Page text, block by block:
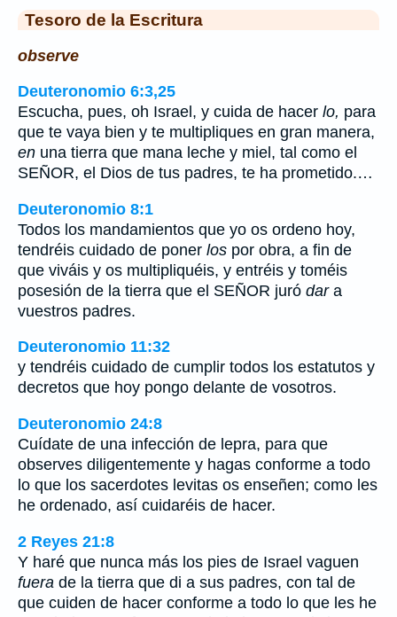
Tesoro de la Escritura
observe
Deuteronomio 6:3,25
Escucha, pues, oh Israel, y cuida de hacer lo, para
que te vaya bien y te multipliques en gran manera,
en una tierra que mana leche y miel, tal como el
SEÑOR, el Dios de tus padres, te ha prometido.…
Deuteronomio 8:1
Todos los mandamientos que yo os ordeno hoy,
tendréis cuidado de poner los por obra, a fin de
que viváis y os multipliquéis, y entréis y toméis
posesión de la tierra que el SEÑOR juró dara
vuestros padres.
Deuteronomio 11:32
y tendréis cuidado de cumplir todos los estatutos y
decretos que hoy pongo delante de vosotros.
Deuteronomio 24:8
Cuídate de una infección de lepra, para que
observes diligentemente y hagas conforme a todo
lo que los sacerdotes levitas os enseñen; como les
he ordenado, así cuidaréis de hacer.
2 Reyes 21:8
Y haré que nunca más los pies de Israel vaguen
fuera de la tierra que di a sus padres, con tal de
que cuiden de hacer conforme a todo lo que les he